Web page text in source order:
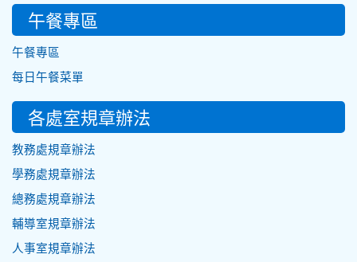
午餐專區
午餐專區
每日午餐菜單
各處室規章辦法
教務處規章辦法
學務處規章辦法
總務處規章辦法
輔導室規章辦法
人事室規章辦法